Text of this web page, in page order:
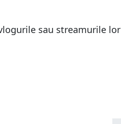
sau streamurile lor